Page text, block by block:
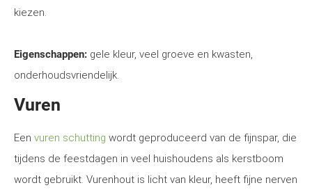
kiezen.
Eigenschappen: gele kleur, veel groeve en kwasten,
onderhoudsvriendelijk.
Vuren
Een vuren schutting wordt geproduceerd van de fijnspar, die
tijdens de feestdagen in veel huishoudens als kerstboom
wordt gebruikt. Vurenhout is licht van kleur, heeft fijne nerven